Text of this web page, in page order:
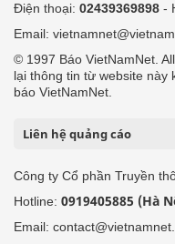
Điện thoại: 02439369898 -
Email:
© 1997 Báo VietNamNet.
lại thông tin từ website này
báo VietNamNet.
Liên hệ quảng cáo
Công ty Cổ phần Truyền
Hotline: 0919405885 (Hà
Email: